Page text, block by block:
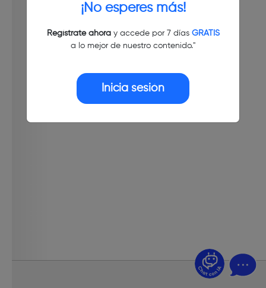
¡No esperes más!
Regístrate ahoray accede por 7 días GRATIS
a lo mejor de nuestro contenido."
Inicia sesión